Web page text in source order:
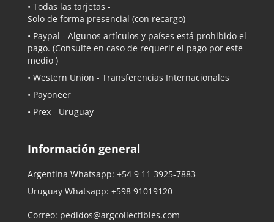
• Todas las tarjetas -
Solo de forma presencial (con recargo)
• Paypal - Algunos artículos y países está prohibido el
pago. (Consulte en caso de requerir el pago por este
medio )
• Western Union - Transferencias Internacionales
• Payoneer
• Prex - Uruguay
Información general
Argentina Whatsapp: +54 9 11 3925-7883
Uruguay Whatsapp: +598 91019120
Correo: pedidos@argcollectibles.com